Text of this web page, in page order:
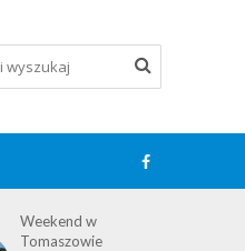
Weekend w
Tomaszowie